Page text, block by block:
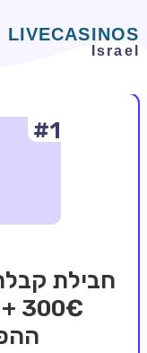
משחקים אונליין
בלאקג'ק אונליין
#1